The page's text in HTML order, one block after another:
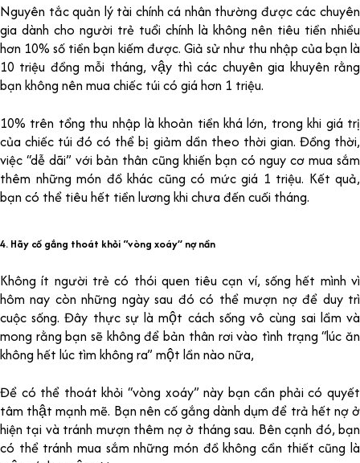
Nguyên tắc quản lý tài chính cá nhân thường được các chuyên
gia dành cho người trẻ tuổi chính là không nên tiêu tiền nhiều
hơn 10% số tiền bạn kiếm được. Giả sử như thu nhập của bạn là
10 triệu đồng mỗi tháng, vậy thì các chuyên gia khuyên rằng
bạn không nên mua chiếc túi có giá hơn 1 triệu.
10% trên tổng thu nhập là khoản tiền khá lớn, trong khi giá trị
của chiếc túi đó có thể bị giảm dần theo thời gian. Đồng thời,
việc “dễ dãi” với bản thân cũng khiến bạn có nguy cơ mua sắm
thêm những món đồ khác cũng có mức giá 1 triệu. Kết quả,
bạn có thể tiêu hết tiền lương khi chưa đến cuối tháng.
4. Hãy cố gắng thoát khỏi “vòng xoáy” nợ nần
Không ít người trẻ có thói quen tiêu cạn ví, sống hết mình vì
hôm nay còn những ngày sau đó có thể mượn nợ để duy trì
cuộc sống. Đây thực sự là một cách sống vô cùng sai lầm và
mong rằng bạn sẽ không để bản thân rơi vào tình trạng “lúc ăn
không hết lúc tìm không ra” một lần nào nữa,
Để có thể thoát khỏi “vòng xoáy” này bạn cần phải có quyết
tâm thật mạnh mẽ. Bạn nên cố gắng dành dụm để trả hết nợ ở
hiện tại và tránh mượn thêm nợ ở tháng sau. Bên cạnh đó, bạn
có thể tránh mua sắm những món đồ không cần thiết cũng là